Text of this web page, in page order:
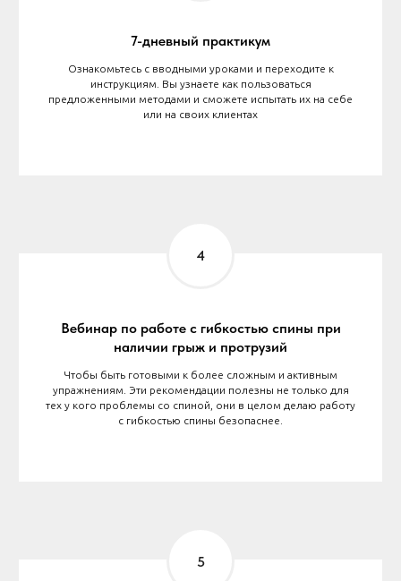
7-дневный практикум
Ознакомьтесь с вводными уроками и переходите к
инструкциям. Вы узнаете как пользоваться
предложенными методами и сможете испытать их на себе
или на своих клиентах
Вебинар по работе с гибкостью спины при
наличии грыж и протрузий
Чтобы быть готовыми к более сложным и активным
упражнениям. Эти рекомендации полезны не только для
тех у кого проблемы со спиной, они в целом делаю работу
с гибкостью спины безопаснее.